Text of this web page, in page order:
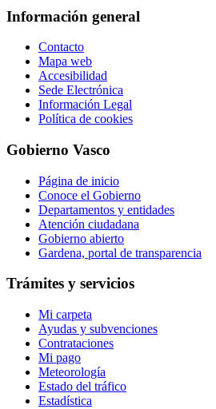
Información general
Contacto
Mapa web
Accesibilidad
Sede Electrónica
Información Legal
Política de cookies
Gobierno Vasco
Página de inicio
Conoce el Gobierno
Departamentos y entidades
Atención ciudadana
Gobierno abierto
Gardena, portal de transparencia
Trámites y servicios
Mi carpeta
Ayudas y subvenciones
Contrataciones
Mi pago
Meteorología
Estado del tráfico
Estadística